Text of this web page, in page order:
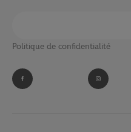
Politique de confidentialité